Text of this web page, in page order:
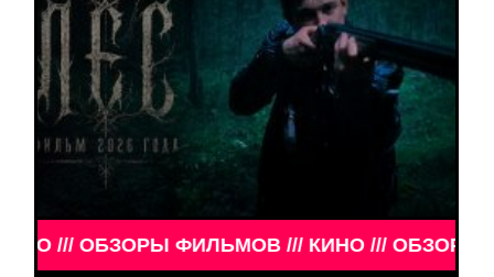
ФИЛЬМОВ /// КИНО /// ОБЗОРЫ ФИЛЬМОВ